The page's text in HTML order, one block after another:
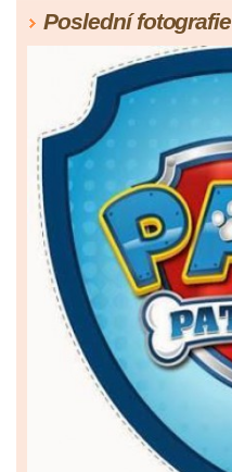
Poslední fotografie